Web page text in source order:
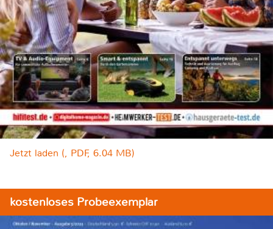
Jetzt laden (, PDF, 6.04 MB)
kostenloses Probeexemplar